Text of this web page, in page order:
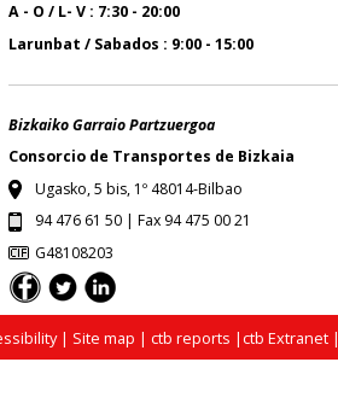
A - O / L- V : 7:30 - 20:00
Larunbat / Sabados : 9:00 - 15:00
Bizkaiko Garraio Partzuergoa
Consorcio de Transportes de Bizkaia
Ugasko, 5 bis, 1º 48014-Bilbao
94 476 61 50 | Fax 94 475 00 21
G48108203
| Site map | ctb reports |ctb Extranet|